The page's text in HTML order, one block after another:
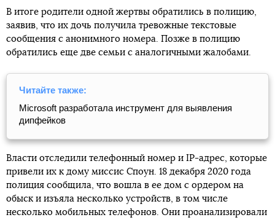
В итоге родители одной жертвы обратились в полицию,
заявив, что их дочь получила тревожные текстовые
сообщения с анонимного номера. Позже в полицию
обратились еще две семьи с аналогичными жалобами.
Читайте также:
Microsoft разработала инструмент для выявления
дипфейков
Власти отследили телефонный номер и IP-адрес, которые
привели их к дому миссис Споун. 18 декабря 2020 года
полиция сообщила, что вошла в ее дом с ордером на
обыск и изъяла несколько устройств, в том числе
несколько мобильных телефонов. Они проанализировали